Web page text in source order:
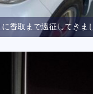
香取まで遠征してきま